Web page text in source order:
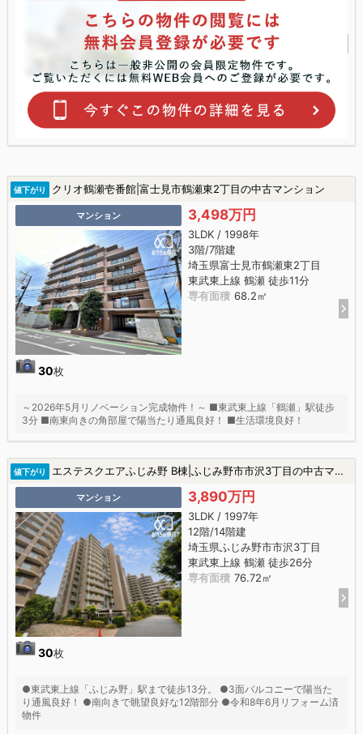
値下がり クリオ鶴瀬壱番館|富士見市鶴瀬東2丁目の中古マンション
マンション
30枚
3,498万円
3LDK / 1998年
3階/7階建
埼玉県富士見市鶴瀬東2丁目
東武東上線 鶴瀬 徒歩11分
専有面積 68.2㎡
～2026年5月リノベーション完成物件！～ ■東武東上線「鶴瀬」駅徒歩
3分 ■南東向きの角部屋で陽当たり通風良好！ ■生活環境良好！
値下がり エステスクエアふじみ野 B棟|ふじみ野市市沢3丁目の中古マンション
マンション
30枚
3,890万円
3LDK / 1997年
12階/14階建
埼玉県ふじみ野市市沢3丁目
東武東上線 鶴瀬 徒歩26分
専有面積 76.72㎡
●東武東上線「ふじみ野」駅まで徒歩13分。 ●3面バルコニーで陽当た
り通風良好！ ●南向きで眺望良好な12階部分 ●令和8年6月リフォーム済
物件